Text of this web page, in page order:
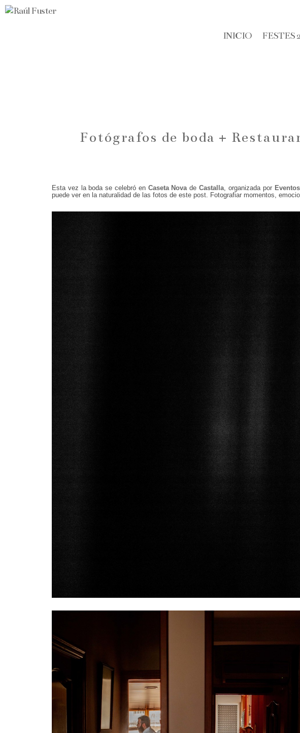
INICIO FESTES
Fotógrafos de boda +
Esta vez la boda se celebró en Caseta NovadeCastalla, organizada por
puede ver en la naturalidad de las fotos de este post. Fotografiar momentos,